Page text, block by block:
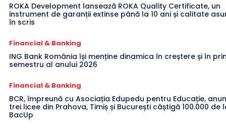
ROKA Development lansează ROKA Quality Certificate, un
instrument de garanții extinse până la 10 ani și calitate
în scris
Financial & Banking
ING Bank România își menține dinamica în creștere și în
semestru al anului 2026
Financial & Banking
BCR, împreună cu Asociația Edupedu pentru Educație,
trei licee din Prahova, Timiș și București câștigă 100.000 de
BacUp